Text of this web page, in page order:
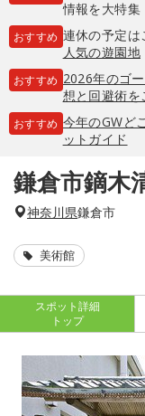
情報を大特集
おすすめ 連休の予定は
人気の遊園地
おすすめ 2026年のゴ
想と回避術を
おすすめ 今年のGWど
ットガイド
鎌倉市鏑木
神奈川県鎌倉市
美術館
スポット詳細
トップ